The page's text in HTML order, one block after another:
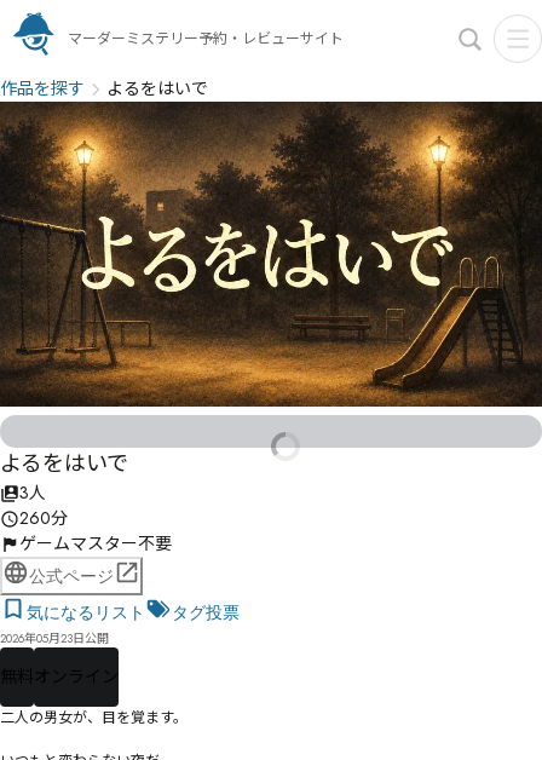
マーダーミステリー予約・レビューサイト
作品を探す よるをはいで
よるをはいで
3人
260分
ゲームマスター不要
公式ページ
気になるリスト
タグ投票
2026年05月23日公開
無料 オンライン
二人の男女が、目を覚ます。